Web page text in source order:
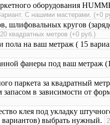
оборудования
шлифовальных кругов
пола на ваш метраж ( 15
фанеры под ваш
паркета за квадратный
запасом в зависимости от
клея под укладку
выбрать нужный.